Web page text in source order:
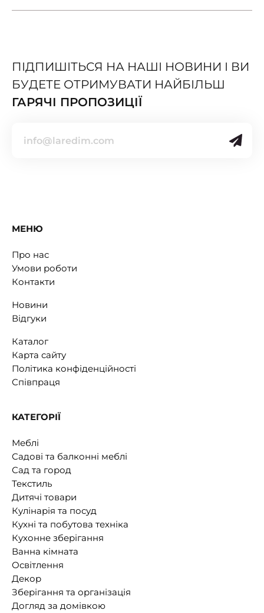
ПІДПИШІТЬСЯ НА НАШІ НОВИНИ І ВИ
БУДЕТЕ ОТРИМУВАТИ НАЙБІЛЬШ
ГАРЯЧІ ПРОПОЗИЦІЇ
МЕНЮ
Про нас
Умови роботи
Контакти
Новини
Відгуки
Каталог
Карта сайту
Політика конфіденційності
Співпраця
КАТЕГОРІЇ
Меблі
Садові та балконні меблі
Сад та город
Текстиль
Дитячі товари
Кулінарія та посуд
Кухні та побутова техніка
Кухонне зберігання
Ванна кімната
Освітлення
Декор
Зберігання та організація
Догляд за домівкою